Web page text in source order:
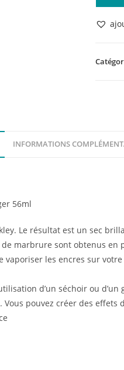
Ranger
Wakley
INFORMATIONS
56ml
Le résultat est un sec
de marbrure sont obtenus
les encres sur
d’un séchoir ou d’un
pouvez créer des